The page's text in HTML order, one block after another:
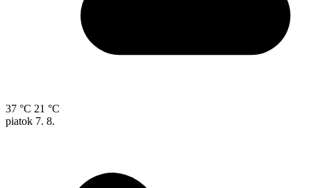
37 °C 21 °C
piatok 7. 8.